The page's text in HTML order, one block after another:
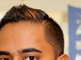
إدارة الموارد البشرية في كلية
قبل ذلك، عمل كمستشار
المؤسسي و بناء القدرات
للحكومة الاتحادية بما في ذلك
على النتائج تحت بند تنفيذ